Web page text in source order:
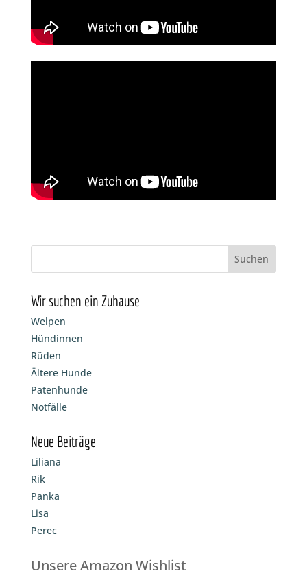
Wir suchen ein Zuhause
Welpen
Hündinnen
Rüden
Ältere Hunde
Patenhunde
Notfälle
Neue Beiträge
Liliana
Rik
Panka
Lisa
Perec
Unsere Amazon Wishlist